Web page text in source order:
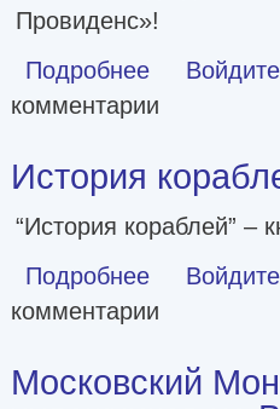
Провиденс»!
Подробнее о Мифы Ктулху.
Войдите
комментарии
История
“История кораблей” –
Подробнее о История
Войдите
комментарии
Московский